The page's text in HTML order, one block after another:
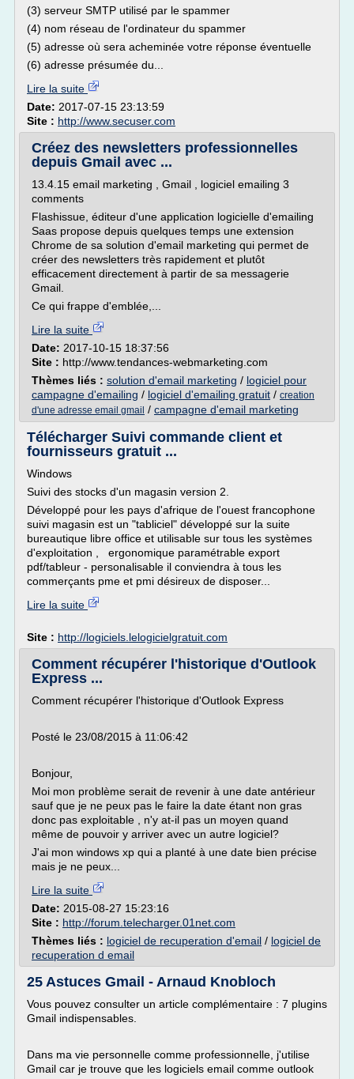
(3) serveur SMTP utilisé par le spammer
(4) nom réseau de l'ordinateur du spammer
(5) adresse où sera acheminée votre réponse éventuelle
(6) adresse présumée du...
Lire la suite
Date: 2017-07-15 23:13:59
Site : http://www.secuser.com
Créez des newsletters professionnelles
depuis Gmail avec ...
13.4.15 email marketing , Gmail , logiciel emailing 3
comments
Flashissue, éditeur d'une application logicielle d'emailing
Saas propose depuis quelques temps une extension
Chrome de sa solution d'email marketing qui permet de
créer des newsletters très rapidement et plutôt
efficacement directement à partir de sa messagerie
Gmail.
Ce qui frappe d'emblée,...
Lire la suite
Date: 2017-10-15 18:37:56
Site : http://www.tendances-webmarketing.com
Thèmes liés : solution d'email marketing / logiciel pour
campagne d'emailing / logiciel d'emailing gratuit / creation
d'une adresse email gmail / campagne d'email marketing
Télécharger Suivi commande client et
fournisseurs gratuit ...
Windows
Suivi des stocks d'un magasin version 2.
Développé pour les pays d'afrique de l'ouest francophone
suivi magasin est un "tabliciel" développé sur la suite
bureautique libre office et utilisable sur tous les systèmes
d'exploitation , ergonomique paramétrable export
pdf/tableur - personalisable il conviendra à tous les
commerçants pme et pmi désireux de disposer...
Lire la suite
Site : http://logiciels.lelogicielgratuit.com
Comment récupérer l'historique d'Outlook
Express ...
Comment récupérer l'historique d'Outlook Express
Posté le 23/08/2015 à 11:06:42
Bonjour,
Moi mon problème serait de revenir à une date antérieur
sauf que je ne peux pas le faire la date étant non gras
donc pas exploitable , n'y at-il pas un moyen quand
même de pouvoir y arriver avec un autre logiciel?
J'ai mon windows xp qui a planté à une date bien précise
mais je ne peux...
Lire la suite
Date: 2015-08-27 15:23:16
Site : http://forum.telecharger.01net.com
Thèmes liés : logiciel de recuperation d'email / logiciel de
recuperation d email
25 Astuces Gmail - Arnaud Knobloch
Vous pouvez consulter un article complémentaire : 7 plugins
Gmail indispensables.
Dans ma vie personnelle comme professionnelle, j'utilise
Gmail car je trouve que les logiciels email comme outlook